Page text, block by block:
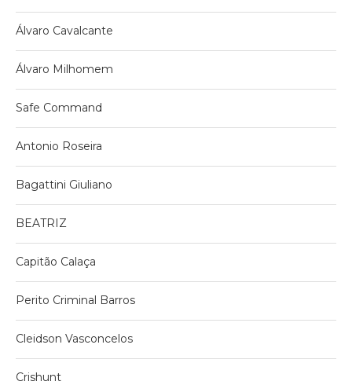
Álvaro Cavalcante
Álvaro Milhomem
Safe Command
Antonio Roseira
Bagattini Giuliano
BEATRIZ
Capitão Calaça
Perito Criminal Barros
Cleidson Vasconcelos
Crishunt